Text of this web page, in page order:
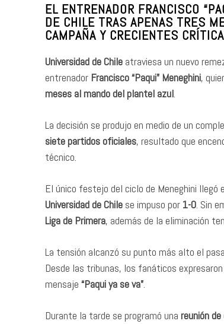
EL ENTRENADOR FRANCISCO
DE CHILE TRAS APENAS TRES
CAMPAÑA Y CRECIENTES
Universidad de Chile atraviesa un nuevo
entrenador Francisco “Paqui” Meneghini,
meses al mando del plantel azul.
La decisión se produjo en medio de un
siete partidos oficiales, resultado que
técnico.
El único festejo del ciclo de Meneghini llegó
Universidad de Chile se impuso por 1-0. Sin
Liga de Primera, además de la eliminación
La tensión alcanzó su punto más alto el
Desde las tribunas, los fanáticos
mensaje “Paqui ya se va”.
Durante la tarde se programó una reunión